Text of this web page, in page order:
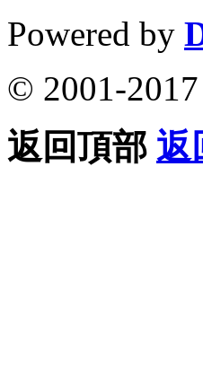
Powered by
© 2001-2017
返回頂部 返